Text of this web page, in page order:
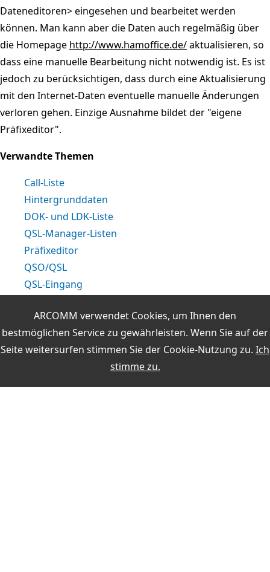
ARCOMM verwendet Cookies, um Ihnen den
bestmöglichen Service zu gewährleisten. Wenn Sie auf der
Seite weitersurfen stimmen Sie der Cookie-Nutzung zu. Ich
stimme zu.
Dateneditoren> eingesehen und bearbeitet werden
können. Man kann aber die Daten auch regelmäßig über
die Homepage http://www.hamoffice.de/aktualisieren, so
dass eine manuelle Bearbeitung nicht notwendig ist. Es ist
jedoch zu berücksichtigen, dass durch eine Aktualisierung
mit den Internet-Daten eventuelle manuelle Änderungen
verloren gehen. Einzige Ausnahme bildet der "eigene
Präfixeditor".
Verwandte Themen
Call-Liste
Hintergrunddaten
DOK- und LDK-Liste
QSL-Manager-Listen
Präfixeditor
QSO/QSL
QSL-Eingang
LogCheck-Liste
Contestlogs
Dateneditoren